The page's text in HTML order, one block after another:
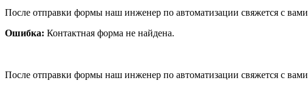
После отправки формы наш инженер по автоматизации свяжется с вами
Ошибка: Контактная форма не найдена.
После отправки формы наш инженер по автоматизации свяжется с вами